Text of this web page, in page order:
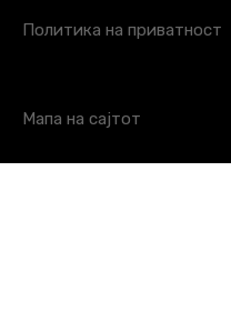
Политика на приватност
Мапа на сајтот